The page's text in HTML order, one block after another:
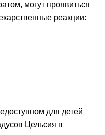
могут проявиться
реакции:
для детей
Цельсия в